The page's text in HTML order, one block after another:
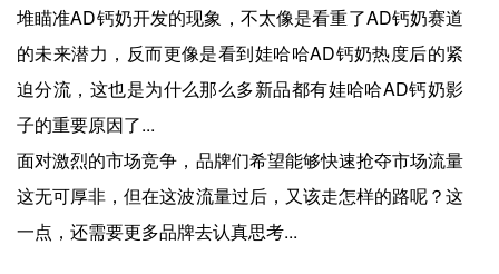
堆瞄准AD钙奶开发的现象，不太像是看重了AD钙奶赛道
的未来潜力，反而更像是看到娃哈哈AD钙奶热度后的紧
迫分流，这也是为什么那么多新品都有娃哈哈AD钙奶影
子的重要原因了...
面对激烈的市场竞争，品牌们希望能够快速抢夺市场流量
这无可厚非，但在这波流量过后，又该走怎样的路呢？这
一点，还需要更多品牌去认真思考...